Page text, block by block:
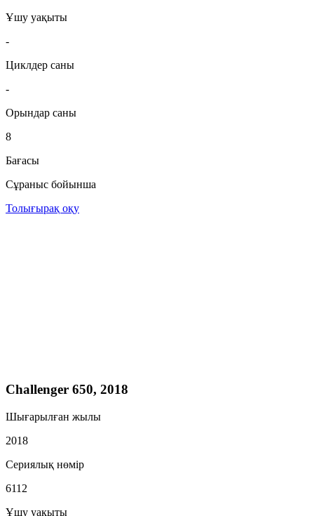
Ұшу уақыты
-
Циклдер саны
-
Орындар саны
8
Бағасы
Сұраныс бойынша
Толығырақ оқу
Challenger 650, 2018
Шығарылған жылы
2018
Сериялық нөмір
6112
Ұшу уақыты